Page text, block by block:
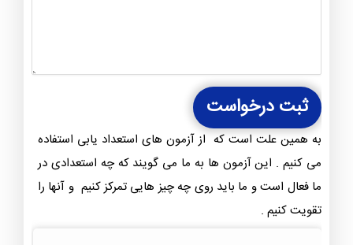
ثبت درخواست
به همین علت است که از آزمون های استعداد یابی استفاده
می کنیم . این آزمون ها به ما می گویند که چه استعدادی در
ما فعال است و ما باید روی چه چیز هایی تمرکز کنیم و آنها را
تقویت کنیم .